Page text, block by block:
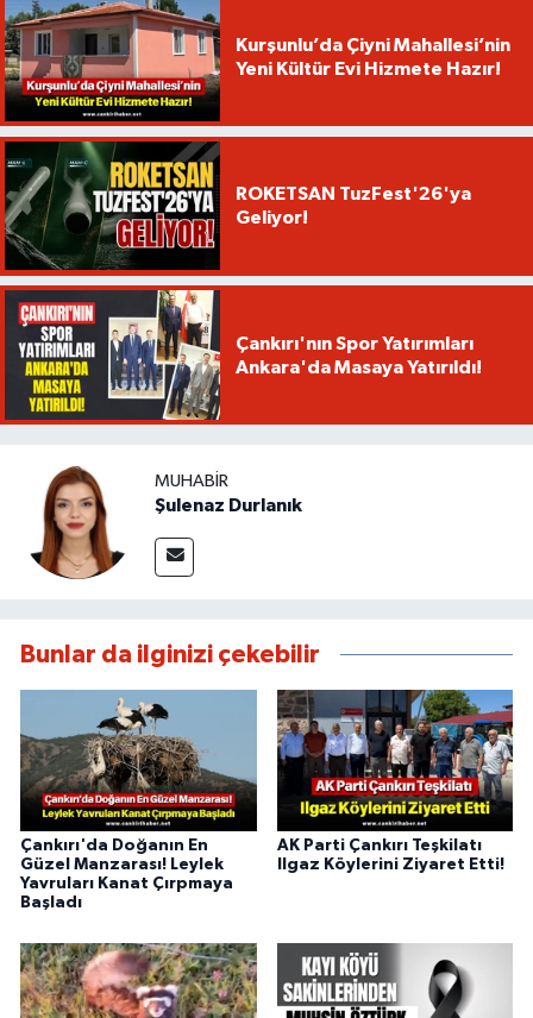
Kurşunlu’da Çiyni Mahallesi’nin
Yeni Kültür Evi Hizmete Hazır!
ROKETSAN TuzFest'26'ya
Geliyor!
Çankırı'nın Spor Yatırımları
Ankara'da Masaya Yatırıldı!
MUHABIR
Şulenaz Durlanık
Bunlar da ilginizi çekebilir
Çankırı'da Doğanın En
Güzel Manzarası! Leylek
Yavruları Kanat Çırpmaya
Başladı
AK Parti Çankırı Teşkilatı
Ilgaz Köylerini Ziyaret Etti!